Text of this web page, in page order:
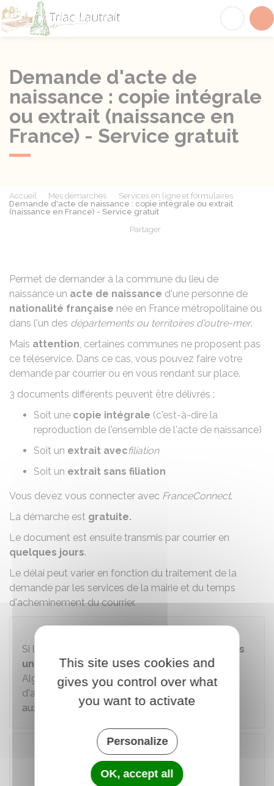
Demande d'acte de
naissance : copie intégrale
ou extrait (naissance en
France) - Service gratuit
Accueil Mes démarches
Services en ligne et formulaires
Demande d'acte de naissance : copie intégrale ou extrait
(naissance en France) - Service gratuit
Partager
Permet de demander à la commune du lieu de
naissance un acte de naissance d'une personne de
nationalité française née en France métropolitaine ou
dans l'un des départements ou territoires d'outre-mer.
Mais attention, certaines communes ne proposent pas
ce téléservice. Dans ce cas, vous pouvez faire votre
demande par courrier ou en vous rendant sur place.
3 documents différents peuvent être délivrés :
Soit une copie intégrale (c'est-à-dire la
reproduction de l'ensemble de l'acte de naissance)
Soit un extrait avecfiliation
Soit un extrait sans filiation
Vous devez vous connecter avec FranceConnect.
La démarche est gratuite.
Le document est ensuite transmis par courrier en
quelques jours.
Le délai peut varier en fonction du traitement de la
demande par les services de la mairie et du temps
d'acheminement du courrier.
Attention
Si la personne concernée par l'acte est
née dans
un État devenu indépendant (par exemple,
Algérie, Tunisie, Maroc), il faut faire la demande
d'acte de naissance via le
service en ligne dédié
aux personnes nées à l'étranger.
Accéder au téléservice
This site uses cookies and
gives you control over what
you want to activate
Personalize
OK, accept all